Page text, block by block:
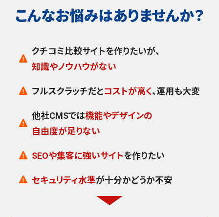
こんなお悩みはありませんか？
クチコミ比較サイトを作りたいが、
知識やノウハウがない
フルスクラッチだとコストが高く、運用も大変
他社CMSでは機能やデザインの
自由度が足りない
SEOや集客に強いサイトを作りたい
セキュリティ水準が十分かどうか不安